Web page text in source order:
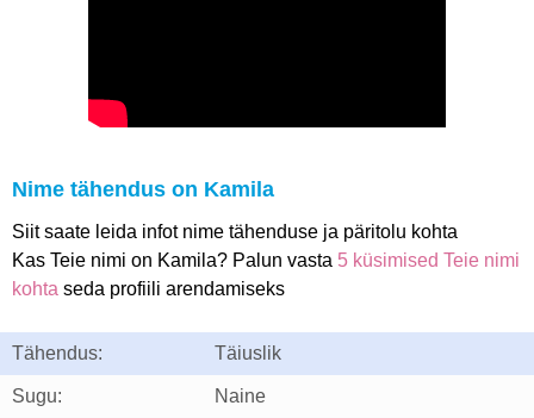
Nime tähendus on Kamila
Siit saate leida infot nime tähenduse ja päritolu kohta
Kas Teie nimi on Kamila? Palun vasta 5 küsimised Teie nimi
kohta seda profiili arendamiseks
Tähendus: Täiuslik
Sugu: Naine